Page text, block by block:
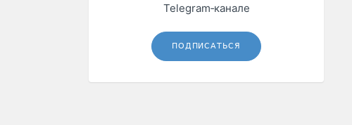
Telegram‑канале
ПОДПИСАТЬСЯ